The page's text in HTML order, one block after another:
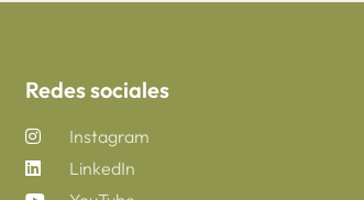
Redes sociales
Instagram
LinkedIn